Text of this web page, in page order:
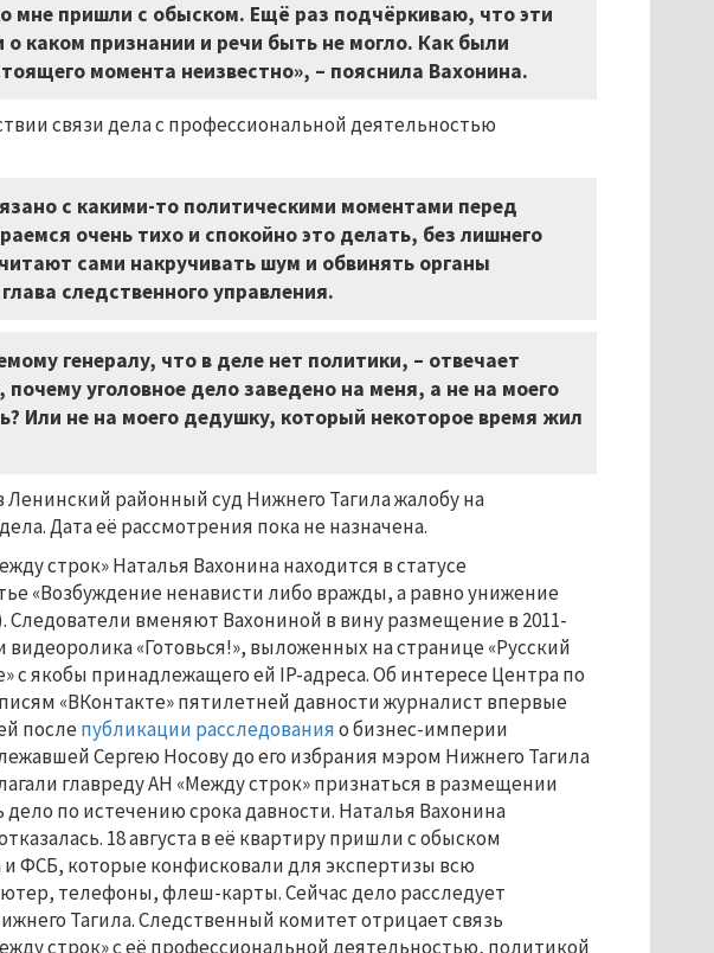
мне пришли с обыском. Ещё раз подчёркиваю, что эти
каком признании и речи быть не могло. Как были
момента неизвестно», – пояснила Вахонина.
связи дела с профессиональной деятельностью
с какими-то политическими моментами перед
очень тихо и спокойно это делать, без лишнего
сами накручивать шум и обвинять органы
следственного управления.
генералу, что в деле нет политики, – отвечает
уголовное дело заведено на меня, а не на моего
Или не на моего дедушку, который некоторое время жил
Ленинский районный суд Нижнего Тагила жалобу на
Дата её рассмотрения пока не назначена.
строк» Наталья Вахонина находится в статусе
«Возбуждение ненависти либо вражды, а равно унижение
Следователи вменяют Вахониной в вину размещение в 2011-
видеоролика «Готовься!», выложенных на странице «Русский
с якобы принадлежащего ей IP-адреса. Об интересе Центра по
«ВКонтакте» пятилетней давности журналист впервые
после публикации расследованияо бизнес-империи
Сергею Носову до его избрания мэром Нижнего Тагила
главреду АН «Между строк» признаться в размещении
по истечению срока давности. Наталья Вахонина
18 августа в её квартиру пришли с обыском
ФСБ, которые конфисковали для экспертизы всю
телефоны, флеш-карты. Сейчас дело расследует
Тагила. Следственный комитет отрицает связь
строк» с её профессиональной деятельностью, политикой